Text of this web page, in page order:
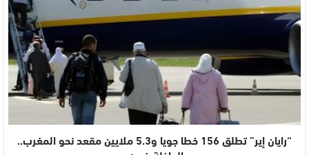
“رايان إير” تطلق 156 خطا جويا و5.3 ملايين مقعد نحو المغرب..